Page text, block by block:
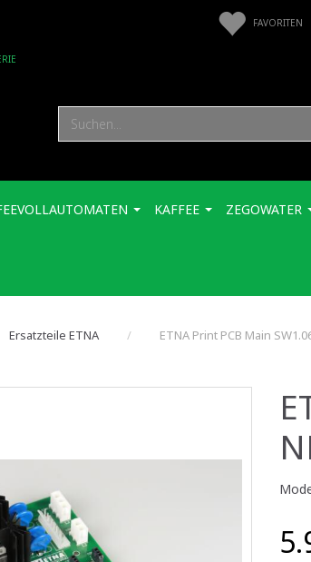
FAVORITEN
KAFFEE ZEGOWATER
Ersatzteile ETNA ETNA Print PCB Main